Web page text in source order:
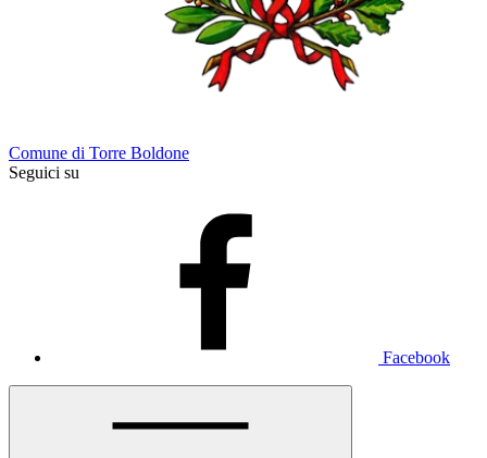
Comune di Torre Boldone
Seguici su
Facebook